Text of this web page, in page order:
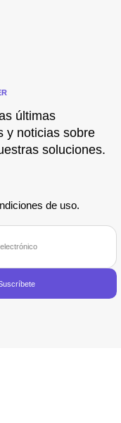
últimas
y noticias sobre
soluciones.
de uso.